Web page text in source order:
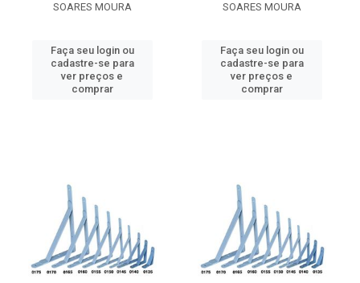
SOARES MOURA
Faça seu login ou
cadastre-se para
ver preços e
comprar
SOARES MOURA
Faça seu login ou
cadastre-se para
ver preços e
comprar